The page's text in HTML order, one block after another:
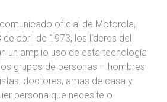
oficial de Motorola,
abril de 1973, los líderes del
un amplio uso de esta tecnología
grupos de personas – hombres
doctores, amas de casa y
persona que necesite o